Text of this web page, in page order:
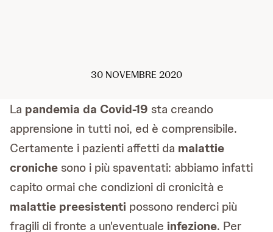
30 NOVEMBRE 2020
La pandemia da Covid-19 sta creando
apprensione in tutti noi, ed è comprensibile.
Certamente i pazienti affetti da malattie
cronichesono i più spaventati: abbiamo infatti
capito ormai che condizioni di cronicità e
malattie preesistenti possono renderci più
fragili di fronte a un'eventuale infezione. Per